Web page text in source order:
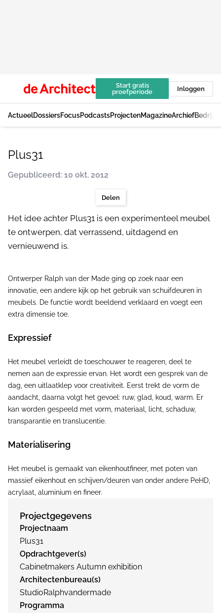
Start gratis
proefperiode
Inloggen
ActueelDossiersFocusPodcastsProjectenMagazineArchief
Plus31
Gepubliceerd: 10 okt. 2012
Delen
Het idee achter Plus31 is een experimenteel meubel
te ontwerpen, dat verrassend, uitdagend en
vernieuwend is.
Ontwerper Ralph van der Made ging op zoek naar een
innovatie, een andere kijk op het gebruik van schuifdeuren in
meubels. De functie wordt beeldend verklaard en voegt een
extra dimensie toe.
Expressief
Het meubel verleidt de toeschouwer te reageren, deel te
nemen aan de expressie ervan. Het wordt een gesprek van de
dag, een uitlaatklep voor creativiteit. Eerst trekt de vorm de
aandacht, daarna volgt het gevoel: ruw, glad, koud, warm. Er
kan worden gespeeld met vorm, materiaal, licht, schaduw,
transparantie en translucentie.
Materialisering
Het meubel is gemaakt van eikenhoutfineer, met poten van
massief eikenhout en schijven/deuren van onder andere PeHD,
acrylaat, aluminium en fineer.
Projectgegevens
Projectnaam
Plus31
Opdrachtgever(s)
Cabinetmakers Autumn exhibition
Architectenbureau(s)
StudioRalphvandermade
Programma